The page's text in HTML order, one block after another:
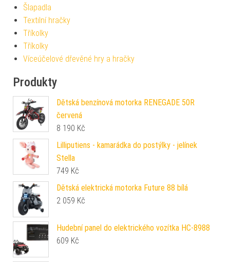
Šlapadla
Textilní hračky
Tříkolky
Tříkolky
Víceúčelové dřevěné hry a hračky
Produkty
Dětská benzínová motorka RENEGADE 50R
červená
8 190 Kč
Lilliputiens - kamarádka do postýlky - jelínek
Stella
749 Kč
Dětská elektrická motorka Future 88 bílá
2 059 Kč
Hudební panel do elektrického vozítka HC-8988
609 Kč